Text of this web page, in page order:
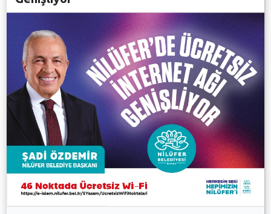
kadar olayın yaşandığı bir ortamda halen daha mutlu
ve huzurlu yaşamamız mümkün, bunu sağlayacak olan
da halk. Halkla birlikte siyasilerin, sorumluluk duyan
herkesin bu ülkenin geleceğini olumlu yönde
şekillendirmesi mümkün. Bunu yapabilecek
potansiyelimiz olduğuna kesinlikle inanıyorum.
Umutsuz değiliz. Her doğan günde güneşin yeniden
doğduğunu ama her geçen gün çok küçük farklılıklarla
da olsa farklı açılardan doğduğunu biliyoruz. Belirli bir
açı yakalandığında bazı şeyler yoluna girecektir” dedi.
Cumhuriyet Gazetesi Vakfı Yönetim Kurulu Başkanı
ve Gazete İmtiyaz Sahibi Orhan Erinç de Nilüfer
Belediye Başkanı Mustafa Bozbey’e desteklerinden